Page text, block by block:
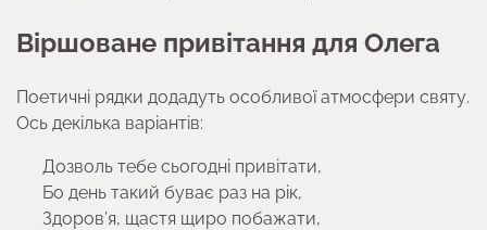
Віршоване привітання для Олега
Поетичні рядки додадуть особливої атмосфери святу.
Ось декілька варіантів:
Дозволь тебе сьогодні привітати,
Бо день такий буває раз на рік,
Здоров’я, щастя щиро побажати,